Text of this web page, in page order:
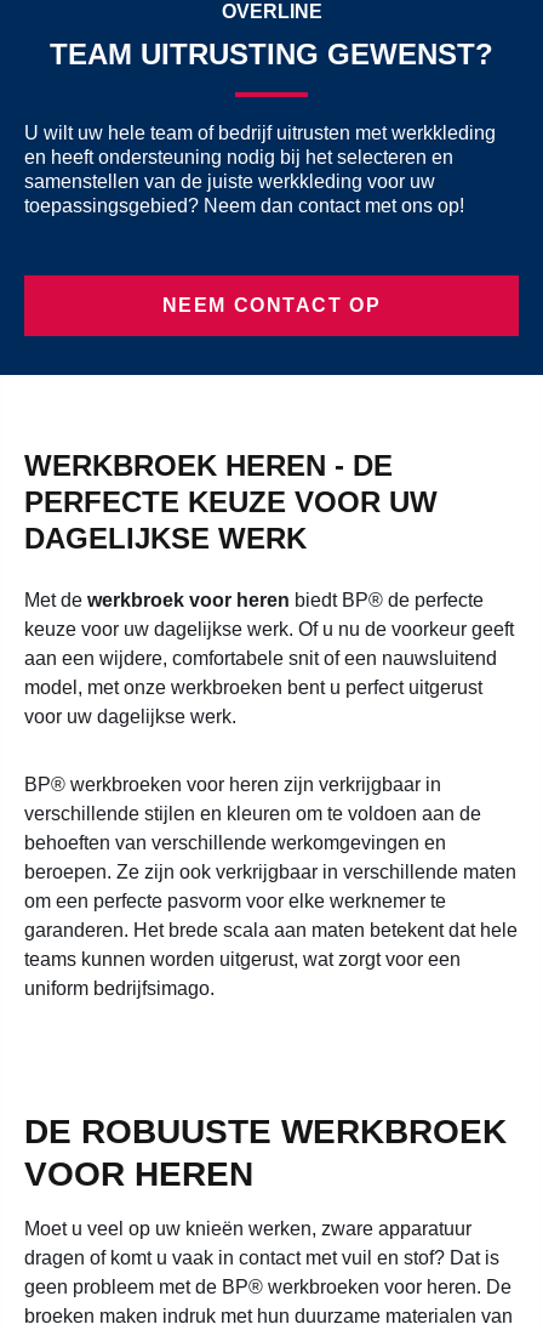
OVERLINE
TEAM UITRUSTING GEWENST?
U wilt uw hele team of bedrijf uitrusten met werkkleding
en heeft ondersteuning nodig bij het selecteren en
samenstellen van de juiste werkkleding voor uw
toepassingsgebied? Neem dan contact met ons op!
NEEM CONTACT OP
WERKBROEK HEREN - DE
PERFECTE KEUZE VOOR UW
DAGELIJKSE WERK
Met de werkbroek voor heren biedt BP® de perfecte
keuze voor uw dagelijkse werk. Of u nu de voorkeur geeft
aan een wijdere, comfortabele snit of een nauwsluitend
model, met onze werkbroeken bent u perfect uitgerust
voor uw dagelijkse werk.
BP® werkbroeken voor heren zijn verkrijgbaar in
verschillende stijlen en kleuren om te voldoen aan de
behoeften van verschillende werkomgevingen en
beroepen. Ze zijn ook verkrijgbaar in verschillende maten
om een perfecte pasvorm voor elke werknemer te
garanderen. Het brede scala aan maten betekent dat hele
teams kunnen worden uitgerust, wat zorgt voor een
uniform bedrijfsimago.
DE ROBUUSTE WERKBROEK
VOOR HEREN
Moet u veel op uw knieën werken, zware apparatuur
dragen of komt u vaak in contact met vuil en stof? Dat is
geen probleem met de BP® werkbroeken voor heren. De
broeken maken indruk met hun duurzame materialen van